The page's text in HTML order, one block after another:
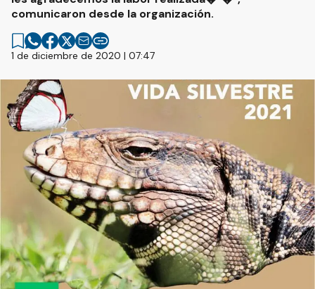
comunicaron desde la organización.
1 de diciembre de 2020 | 07:47